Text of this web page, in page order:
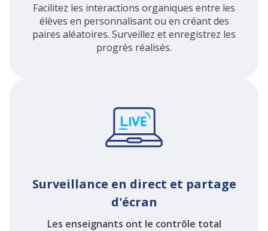
Facilitez les interactions organiques entre les
élèves en personnalisant ou en créant des
paires aléatoires. Surveillez et enregistrez les
progrès réalisés.
Surveillance en direct et partage
d'écran
Les enseignants ont le contrôle total